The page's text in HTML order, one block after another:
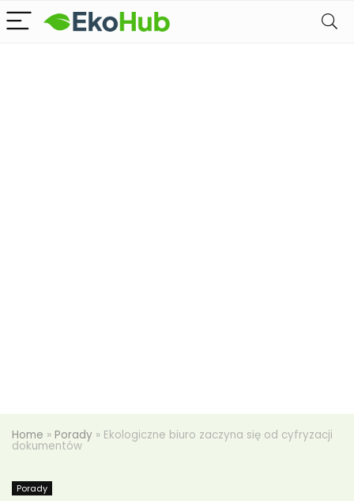
Home » Porady » Ekologiczne biuro zaczyna się od cyfryzacji
dokumentów
Porady